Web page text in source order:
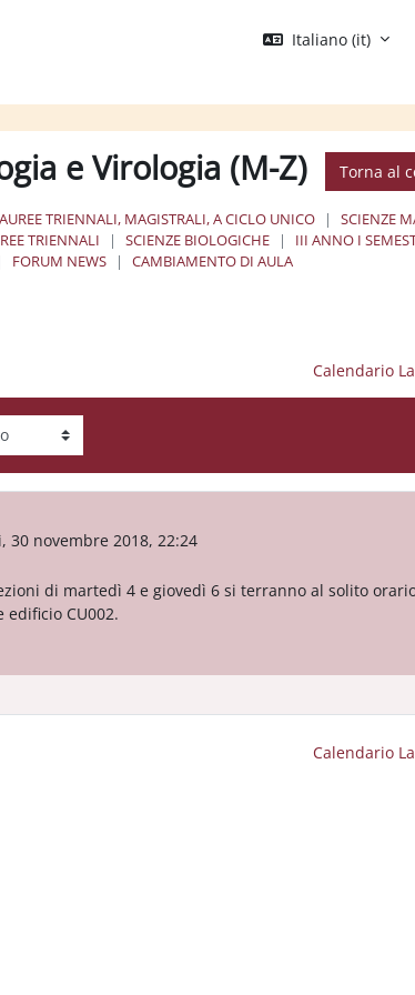
Italiano ‎(it)‎
e Virologia (M-Z) Torna al
TRIENNALI, MAGISTRALI, A CICLO UNICO
SCIENZE
TRIENNALI SCIENZE BIOLOGICHE III ANNO I
FORUM NEWS CAMBIAMENTO DI AULA
Calendario
30 novembre 2018, 22:24
di martedì 4 e giovedì 6 si terranno al solito
CU002.
Calendario